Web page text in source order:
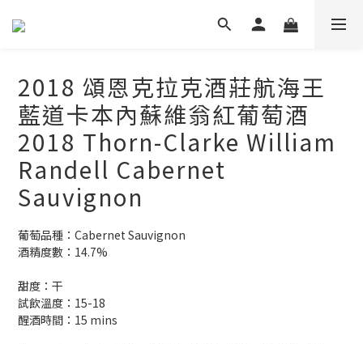
2018 頌恩克拉克酒莊航海王
藍道卡本內蘇維翁紅葡萄酒
2018 Thorn-Clarke William
Randell Cabernet
Sauvignon
葡萄品種：Cabernet Sauvignon
酒精度數：14.7%
甜度：干
試飲溫度：15-18
醒酒時間：15 mins